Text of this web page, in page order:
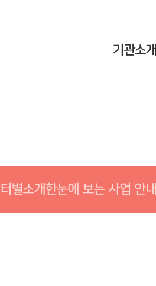
기관소개
별소개한눈에 보는 사업 안내